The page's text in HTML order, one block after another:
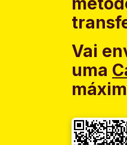
Vai
uma